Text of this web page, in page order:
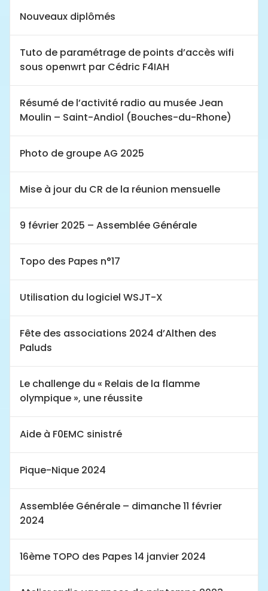
Nouveaux diplômés
Tuto de paramétrage de points d’accès wifi
sous openwrt par Cédric F4IAH
Résumé de l’activité radio au musée Jean
Moulin – Saint-Andiol (Bouches-du-Rhone)
Photo de groupe AG 2025
Mise à jour du CR de la réunion mensuelle
9 février 2025 – Assemblée Générale
Topo des Papes n°17
Utilisation du logiciel WSJT-X
Fête des associations 2024 d’Althen des
Paluds
Le challenge du « Relais de la flamme
olympique », une réussite
Aide à F0EMC sinistré
Pique-Nique 2024
Assemblée Générale – dimanche 11 février
2024
16ème TOPO des Papes 14 janvier 2024